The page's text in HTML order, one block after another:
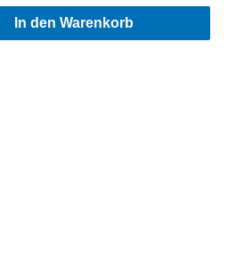
Wert ein
In den Warenkorb